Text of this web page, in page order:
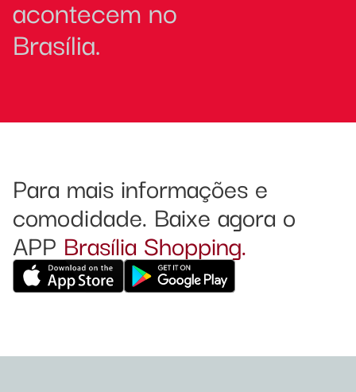
acontecem no
Brasília.
Para mais informações e
comodidade. Baixe agora o
APP Brasília Shopping.